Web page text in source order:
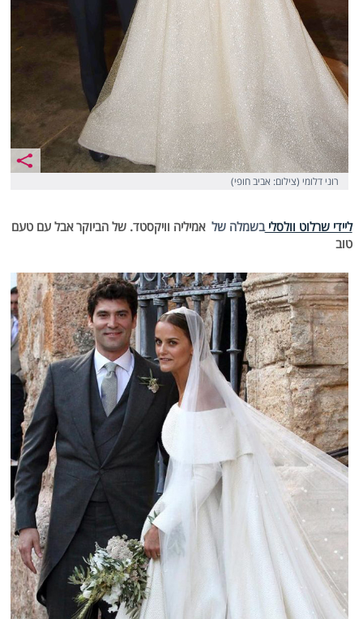
רוני דלומי (צילום: אביב חופי)
ליידי שרלוט וולסליבשמלה של אמיליה וויקסטד. של הביוקר אבל עם טעם
טוב